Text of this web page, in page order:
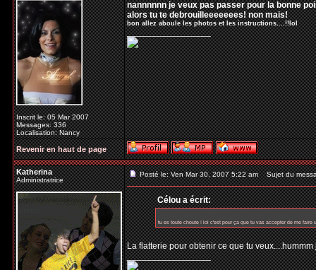
Inscrit le: 05 Mar 2007
Messages: 336
Localisation: Nancy
nannnnnn je veux pas passer pour la bonne
alors tu te debrouilleeeeeees! non mais!
bon allez aboule les photos et les instructions....!!lol
_________________
Revenir en haut de page
Katherina
Administratrice
Posté le: Ven Mar 30, 2007 5:22 am Sujet du
Célou a écrit:
tu es toute choute ! lol c'est pour ça que tu vas accepter de me faire
La flatterie pour obtenir ce que tu
_________________